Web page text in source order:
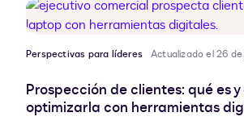
Perspectivas para líderes Actualizado el 26
Prospección de clientes: qué es
optimizarla con herramientas